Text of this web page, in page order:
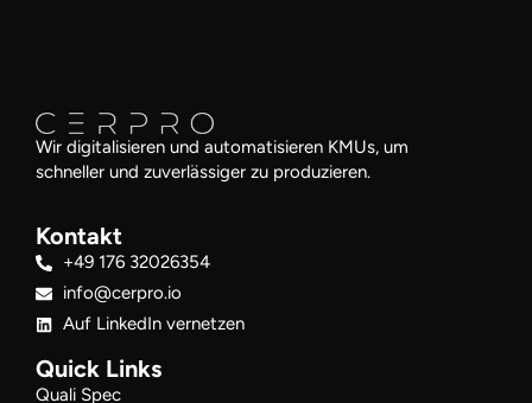
Wir digitalisieren und automatisieren KMUs, um
schneller und zuverlässiger zu produzieren.
Kontakt
+49 176 32026354
info@cerpro.io
Auf LinkedIn vernetzen
Quick Links
Quali Spec